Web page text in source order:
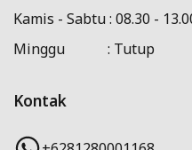
Kamis - Sabtu : 08.30 -
Minggu : Tutup
Kontak